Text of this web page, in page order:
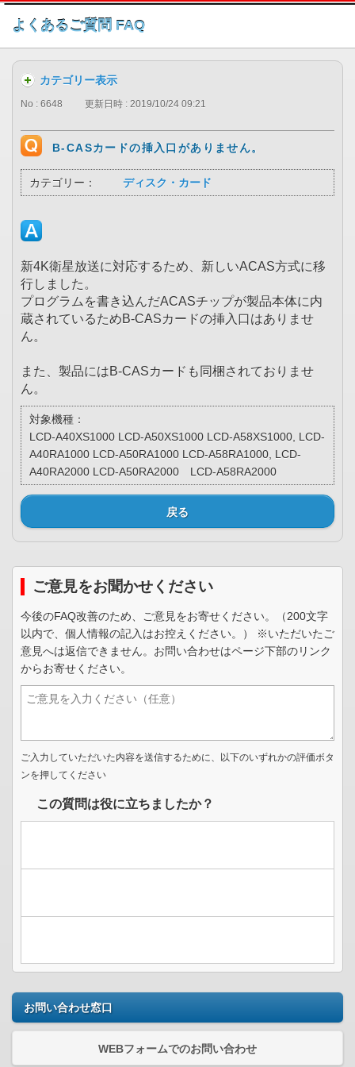
このページの本文へ
よくあるご質問 FAQ
カテゴリー表示
No : 6648 更新日時 : 2019/10/24 09:21
B-CASカードの挿入口がありません。
カテゴリー： ディスク・カード
新4K衛星放送に対応するため、新しいACAS方式に移
行しました。
プログラムを書き込んだACASチップが製品本体に内
蔵されているためB-CASカードの挿入口はありませ
ん。
また、製品にはB-CASカードも同梱されておりませ
ん。
対象機種：
LCD-A40XS1000 LCD-A50XS1000 LCD-A58XS1000, LCD-
A40RA1000 LCD-A50RA1000 LCD-A58RA1000, LCD-
A40RA2000 LCD-A50RA2000 LCD-A58RA2000
戻る
ご意見をお聞かせください
今後のFAQ改善のため、ご意見をお寄せください。（200文字
以内で、個人情報の記入はお控えください。） ※いただいたご
意見へは返信できません。お問い合わせはページ下部のリンク
からお寄せください。
ご入力していただいた内容を送信するために、以下のいずれかの評価ボタ
ンを押してください
この質問は役に立ちましたか？
お問い合わせ窓口
WEBフォームでのお問い合わせ